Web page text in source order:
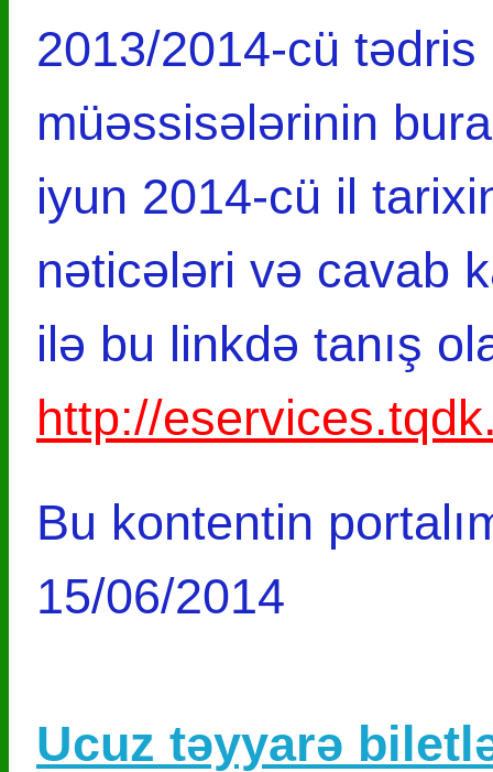
2013/2014-cü
müəssisələrinin
iyun 2014-cü il
nəticələri və cavab
ilə bu linkdə tanış
http://
Bu kontentin
15/06/2014
Ucuz təyyarə